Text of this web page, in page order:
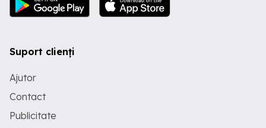
Suport clienți
Ajutor
Contact
Publicitate